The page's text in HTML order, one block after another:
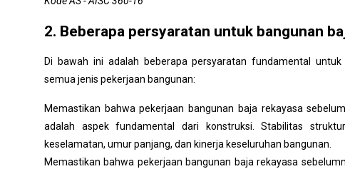
2. Beberapa persyaratan untuk bangunan
Di bawah ini adalah beberapa persyaratan fundamental
semua jenis pekerjaan bangunan:
Memastikan bahwa pekerjaan bangunan baja rekayasa
adalah aspek fundamental dari konstruksi. Stabilitas
keselamatan, umur panjang, dan kinerja keseluruhan bangunan.
Memastikan bahwa pekerjaan bangunan baja rekayasa